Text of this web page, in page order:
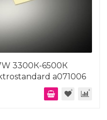
3300К-6500К
a071006